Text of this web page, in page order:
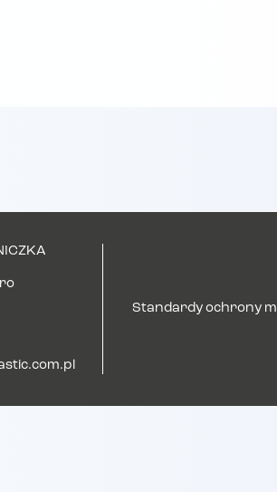
Standardy ochrony